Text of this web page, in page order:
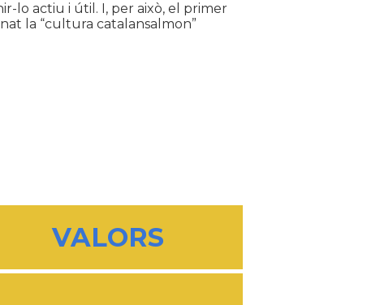
lo actiu i útil. I, per això, el primer
la “cultura catalansalmon”
VALORS